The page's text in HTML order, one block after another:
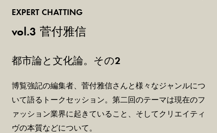
EXPERT CHATTING
vol.3 菅付雅信
都市論と文化論。その2
博覧強記の編集者、菅付雅信さんと様々なジャンルにつ
いて語るトークセッション。第二回のテーマは現在のフ
ァッション業界に起きていること、そしてクリエイティ
ヴの本質などについて。